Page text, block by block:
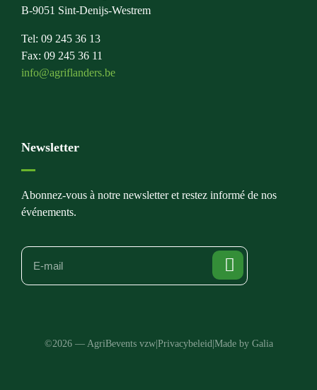
B-9051 Sint-Denijs-Westrem
Tel: 09 245 36 13
Fax: 09 245 36 11
info@agriflanders.be
Newsletter
Abonnez-vous à notre newsletter et restez informé de nos
événements.
©2026 — AgriBevents vzw| Privacybeleid Made by Galia